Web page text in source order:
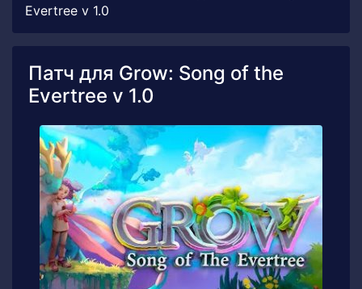
Evertree v 1.0
Патч для Grow: Song of the
Evertree v 1.0